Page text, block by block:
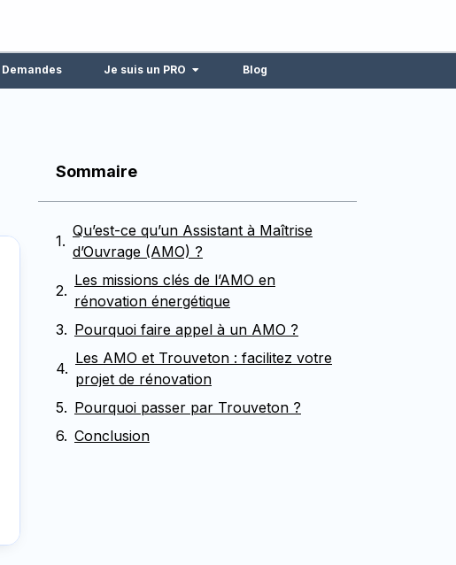
Demandes Je suis un PRO Blog
Sommaire
Qu’est-ce qu’un Assistant à Maîtrise
d’Ouvrage (AMO) ?
Les missions clés de l’AMO en
rénovation énergétique
Pourquoi faire appel à un AMO ?
Les AMO et Trouveton : facilitez votre
projet de rénovation
Pourquoi passer par Trouveton ?
Conclusion